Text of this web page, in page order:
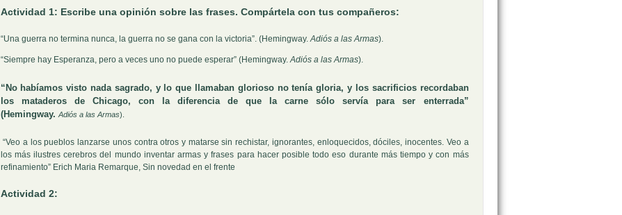
Actividad 1: Escribe una opinión sobre las frases. Compártela con tus compañeros:
“Una guerra no termina nunca, la guerra no se gana con la victoria”. (Hemingway.Adiós a las Armas).
“Siempre hay Esperanza, pero a veces uno no puede esperar” (Hemingway.Adiós a las Armas).
“No habíamos visto nada sagrado, y lo que llamaban glorioso no tenía gloria, y los sacrificios recordaban
los mataderos de Chicago, con la diferencia de que la carne sólo servía para ser enterrada”
(Hemingway. Adiós a las Armas).
“Veo a los pueblos lanzarse unos contra otros y matarse sin rechistar, ignorantes, enloquecidos, dóciles, inocentes. Veo a
los más ilustres cerebros del mundo inventar armas y frases para hacer posible todo eso durante más tiempo y con más
refinamiento” Erich Maria Remarque, Sin novedad en el frente
Actividad 2: